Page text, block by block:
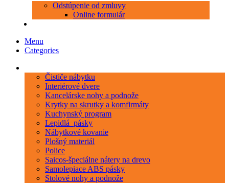
Odstúpenie od zmluvy
Online formulár
Menu
Categories
Čističe nábytku
Interiérové dvere
Kancelárske nohy a podnože
Krytky na skrutky a komfirmáty
Kuchynský program
Lepidlá_pásky
Nábytkové kovanie
Plošný materiál
Police
Saicos-špeciálne nátery na drevo
Samolepiace ABS pásky
Stolové nohy a podnože